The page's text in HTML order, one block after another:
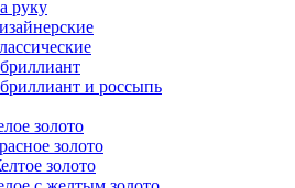
руку
и россыпь
золото
золото
золото